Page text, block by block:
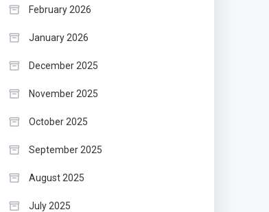
February 2026
January 2026
December 2025
November 2025
October 2025
September 2025
August 2025
July 2025